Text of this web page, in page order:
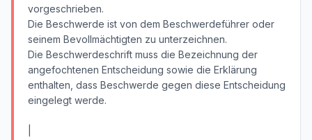
vorgeschrieben.
Die Beschwerde ist von dem Beschwerdeführer oder
seinem Bevollmächtigten zu unterzeichnen.
Die Beschwerdeschrift muss die Bezeichnung der
angefochtenen Entscheidung sowie die Erklärung
enthalten, dass Beschwerde gegen diese Entscheidung
eingelegt werde.